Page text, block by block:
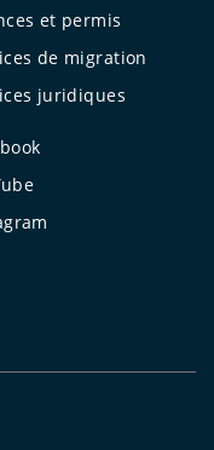
et permis
de migration
juridiques